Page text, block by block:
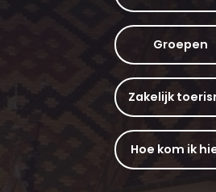
Groepen
Zakelijk
Hoe kom ik